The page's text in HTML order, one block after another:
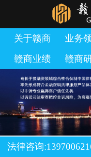
关于赣商 业务
赣商业绩
赣商
法律咨询